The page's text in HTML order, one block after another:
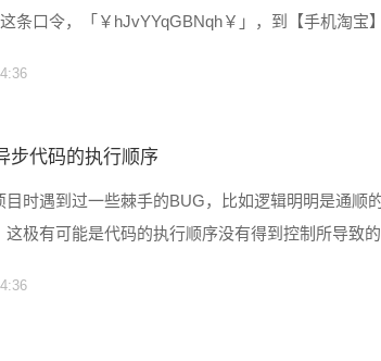
条口令，「￥hJvYYqGBNqh￥」，到【手机淘
步代码的执行顺序
目时遇到过一些棘手的BUG，比如逻辑明明是通
这极有可能是代码的执行顺序没有得到控制所导致